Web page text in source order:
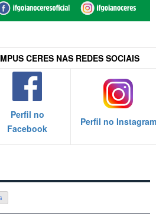
CERES NAS REDES SOCIAIS
Perfil no
Facebook
Perfil no Instagram